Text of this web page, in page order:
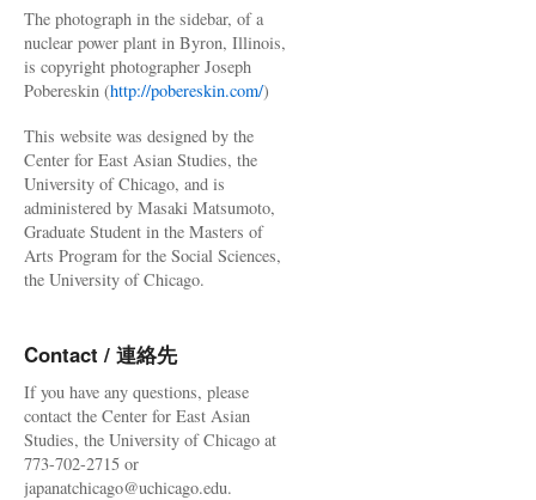
The photograph in the sidebar, of a
nuclear power plant in Byron, Illinois,
is copyright photographer Joseph
Pobereskin (http://pobereskin.com/)
This website was designed by the
Center for East Asian Studies, the
University of Chicago, and is
administered by Masaki Matsumoto,
Graduate Student in the Masters of
Arts Program for the Social Sciences,
the University of Chicago.
Contact / 連絡先
If you have any questions, please
contact the Center for East Asian
Studies, the University of Chicago at
773-702-2715 or
japanatchicago@uchicago.edu.